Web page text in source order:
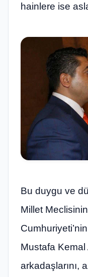
hainlere ise
Bu duygu ve
Millet
Mustafa Kemal
arkadaşlarını,